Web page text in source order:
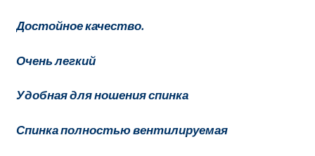
Достойное качество.
Очень легкий
Удобная для ношения спинка
Спинка полностью вентилируемая